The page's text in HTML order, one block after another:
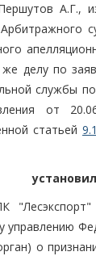
А.Г.,
делу по
службы
от
статьей
о